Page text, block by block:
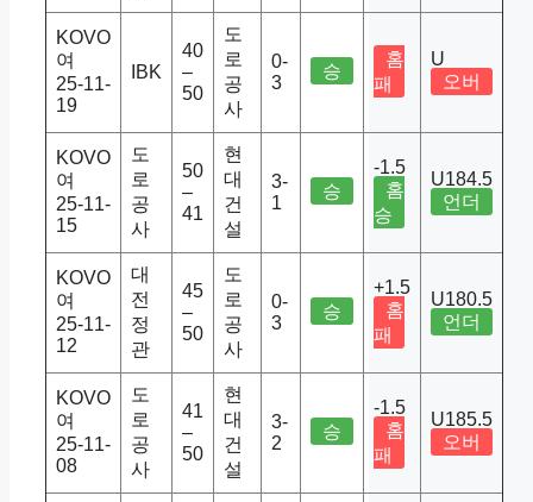
KOVO
여
25-11-
19
IBK
40
–
50
도
로
공
사
0-
3
승
홈
패
U
오버
KOVO
여
25-11-
15
도
로
공
사
50
–
41
현
대
건
설
3-
1
승
-1.5
홈
승
U184.5
언더
KOVO
여
25-11-
12
대
전
정
관
45
–
50
도
로
공
사
0-
3
승
+1.5
홈
패
U180.5
언더
KOVO
여
25-11-
08
도
로
공
사
41
–
50
현
대
건
설
3-
2
승
-1.5
홈
패
U185.5
오버